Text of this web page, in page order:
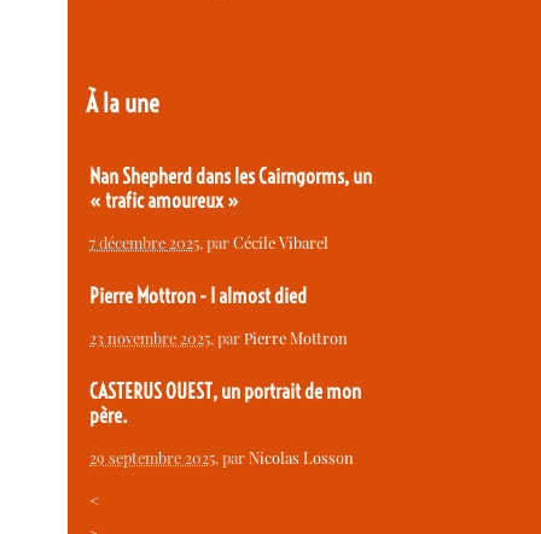
À la une
Nan Shepherd dans les Cairngorms, un
« trafic amoureux »
7 décembre 2025, parCécile Vibarel
Pierre Mottron - I almost died
23 novembre 2025, parPierre Mottron
CASTERUS OUEST, un portrait de mon
père.
29 septembre 2025, parNicolas Losson
<